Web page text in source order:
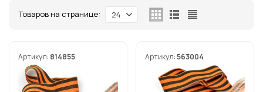
Товаров на странице: 24
Артикул: 814855 Артикул: 563004